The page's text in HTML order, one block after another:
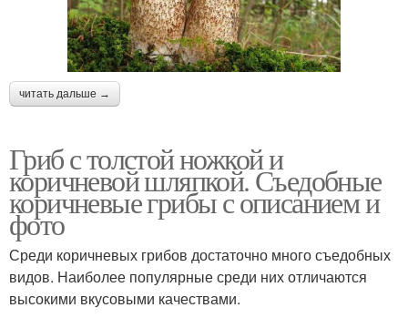
читать дальше →
Гриб с толстой ножкой и
коричневой шляпкой. Съедобные
коричневые грибы с описанием и
фото
Среди коричневых грибов достаточно много съедобных
видов. Наиболее популярные среди них отличаются
высокими вкусовыми качествами.